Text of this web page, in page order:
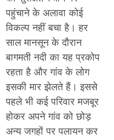
पहुंचाने के अलावा कोई
विकल्प नहीं बचा है। हर
साल मानसून के दौरान
बागमती नदी का यह प्रकोप
रहता है और गांव के लोग
इसकी मार झेलते हैं। इससे
पहले भी कई परिवार मजबूर
होकर अपने गांव को छोड़
अन्य जगहों पर पलायन कर